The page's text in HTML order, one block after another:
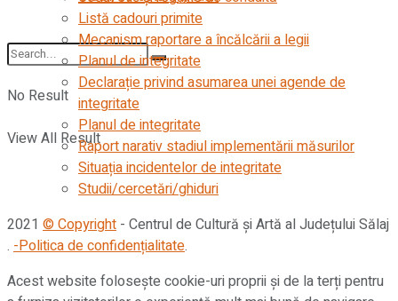
No Result
View All Result
Listă cadouri primite
Mecanism raportare a încălcării a legii
Planul de integritate
Declarație privind asumarea unei agende de
integritate
Planul de integritate
Raport narativ stadiul implementării măsurilor
Situația incidentelor de integritate
Studii/cercetări/ghiduri
2021 © Copyright - Centrul de Cultură și Artă al Județului Sălaj
. -Politica de confidențialitate.
Acest website folosește cookie-uri proprii și de la terți pentru